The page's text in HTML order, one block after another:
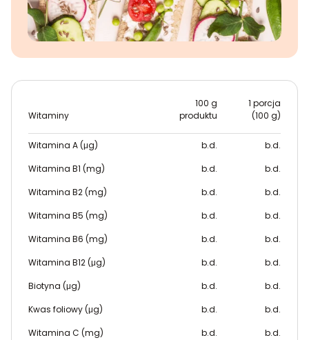
Witaminy
100 g
produktu
1 porcja
(100 g)
Witamina A (μg) b.d.
b.d.
Witamina B1 (mg)
b.d.
b.d.
Witamina B2 (mg)
b.d.
b.d.
Witamina B5 (mg)
b.d.
b.d.
Witamina B6 (mg)
b.d.
b.d.
Witamina B12 (μg)
b.d.
b.d.
Biotyna (μg)
b.d.
b.d.
Kwas foliowy (μg)
b.d.
b.d.
Witamina C (mg)
b.d.
b.d.